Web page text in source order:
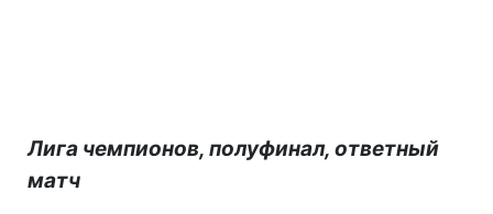
Лига чемпионов, полуфинал, ответный
матч